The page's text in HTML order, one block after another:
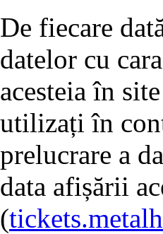
De fiecare
datelor cu
acesteia în
utilizați în
prelucrare a
data afișării
(